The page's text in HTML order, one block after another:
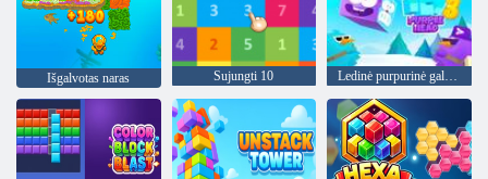
Išgalvotas naras Sujungti 10 Ledinė purpurinė galva 3